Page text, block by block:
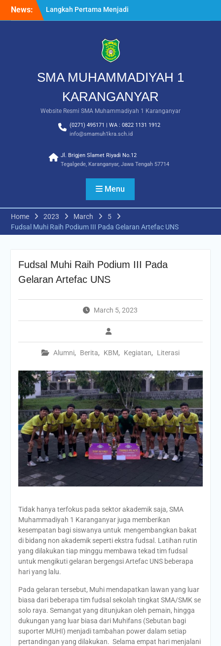
News:
Langkah Pertama Menjadi
Generasi Berkarakter,
Muhammadiyah 1
Karanganyar Dimulai
Kebangsaan
Saat Fajar Menyapa
Angkatan Baru, SMA
Muhammadiyah 1
Karanganyar Gelar
Awalussanah Penuh Makna
Rekapitulasi Realisasi
2026
SMA MUHAMMADIYAH 1
KARANGANYAR
Website Resmi SMA Muhammadiyah 1 Karanganyar
(0271) 495171 | WA : 0822 1131 1912
info@smamuh1kra.sch.id
Jl. Brigjen Slamet Riyadi No.12
Tegalgede, Karanganyar, Jawa Tengah 57714
Menu
Home 2023 March
5
Fudsal Muhi Raih Podium III Pada Gelaran Artefac UNS
Fudsal Muhi Raih Podium III Pada
Gelaran Artefac UNS
March 5, 2023
Alumni, Berita, KBM, Kegiatan, Literasi
Tidak hanya terfokus pada sektor akademik saja, SMA
Muhammadiyah 1 Karanganyar juga memberikan
kesempatan bagi siswanya untuk mengembangkan bakat
di bidang non akademik seperti ekstra fudsal. Latihan rutin
yang dilakukan tiap minggu membawa tekad tim fudsal
untuk mengikuti gelaran bergengsi Artefac UNS beberapa
hari yang lalu.
Pada gelaran tersebut, Muhi mendapatkan lawan yang luar
biasa dari beberapa tim fudsal sekolah tingkat SMA/SMK se
solo raya. Semangat yang ditunjukan oleh pemain, hingga
dukungan yang luar biasa dari Muhifans (Sebutan bagi
suporter MUHI) menjadi tambahan power dalam setiap
pertandingan yang dilakukan. Selama empat hari menjalani